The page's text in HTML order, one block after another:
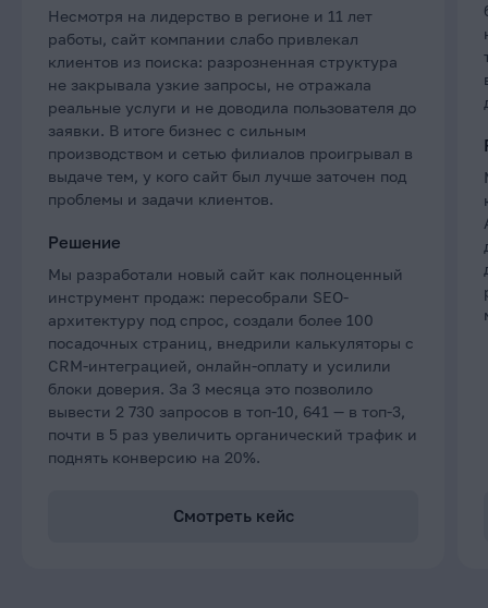
Смотреть кейс
Несмотря на лидерство в регионе и 11 лет
работы, сайт компании слабо привлекал
клиентов из поиска: разрозненная структура
не закрывала узкие запросы, не отражала
реальные услуги и не доводила пользователя до
заявки. В итоге бизнес с сильным
производством и сетью филиалов проигрывал в
выдаче тем, у кого сайт был лучше заточен под
проблемы и задачи клиентов.
Решение
Мы разработали новый сайт как полноценный
инструмент продаж: пересобрали SEO-
архитектуру под спрос, создали более 100
посадочных страниц, внедрили калькуляторы с
CRM-интеграцией, онлайн-оплату и усилили
блоки доверия. За 3 месяца это позволило
вывести 2 730 запросов в топ-10, 641 — в топ-3,
почти в 5 раз увеличить органический трафик и
поднять конверсию на 20%.